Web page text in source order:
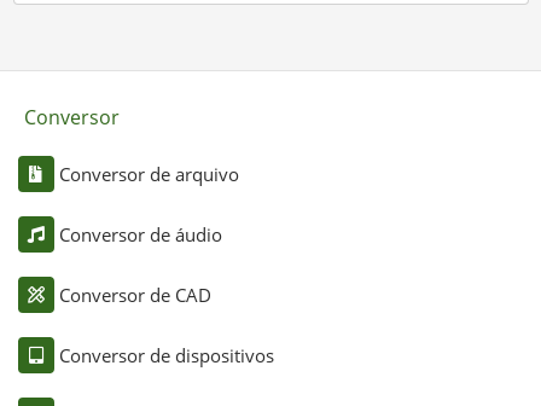
Conversor
Conversor de arquivo
Conversor de áudio
Conversor de CAD
Conversor de dispositivos